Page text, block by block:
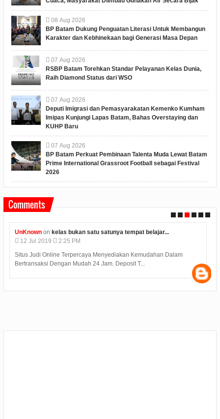
08 Aug 2026
BP Batam Dukung Penguatan Literasi Untuk Membangun
Karakter dan Kebhinekaan bagi Generasi Masa Depan
07 Aug 2026
RSBP Batam Torehkan Standar Pelayanan Kelas Dunia,
Raih Diamond Status dari WSO
07 Aug 2026
Deputi Imigrasi dan Pemasyarakatan Kemenko Kumham
Imipas Kunjungi Lapas Batam, Bahas Overstaying dan
KUHP Baru
07 Aug 2026
BP Batam Perkuat Pembinaan Talenta Muda Lewat Batam
Prime International Grassroot Football sebagai Festival
2026
Comments
satu satunya tempat belajar...
Menyediakan Kemudahan Dalam
24 Jam. Deposit T...
Unknownon
Judi Deposit Ovo semakin
minimal deposit 10.000